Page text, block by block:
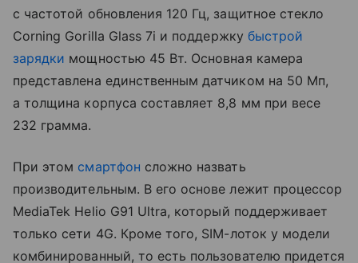
с частотой обновления 120 Гц, защитное стекло
Corning Gorilla Glass 7i и поддержку быстрой
зарядки мощностью 45 Вт. Основная камера
представлена единственным датчиком на 50 Мп,
а толщина корпуса составляет 8,8 мм при весе
232 грамма.
При этом смартфон сложно назвать
производительным. В его основе лежит процессор
MediaTek Helio G91 Ultra, который поддерживает
только сети 4G. Кроме того, SIM-лоток у модели
комбинированный, то есть пользователю придется